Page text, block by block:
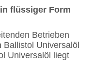
in flüssiger Form
Betrieben
Universalöl
Universalöl liegt